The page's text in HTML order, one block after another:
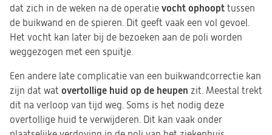
dat zich in de weken na de operatie vocht ophoopt tussen
de buikwand en de spieren. Dit geeft vaak een vol gevoel.
Het vocht kan later bij de bezoeken aan de poli worden
weggezogen met een spuitje.
Een andere late complicatie van een buikwandcorrectie kan
zijn dat wat overtollige huid op de heupen zit. Meestal trekt
dit na verloop van tijd weg. Soms is het nodig deze
overtollige huid te verwijderen. Dit kan vaak onder